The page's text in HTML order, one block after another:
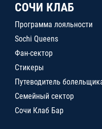
СОЧИ КЛАБ
Программа лояльности
Sochi Queens
Фан-сектор
Стикеры
Путеводитель
Семейный сектор
Сочи Клаб Бар